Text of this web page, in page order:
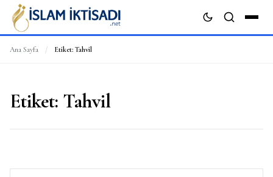
Ana Sayfa / Etiket: Tahvil
Etiket: Tahvil